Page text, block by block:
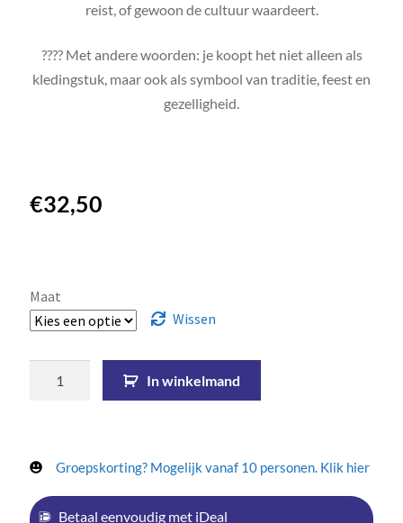
reist, of gewoon de cultuur waardeert.
???? Met andere woorden: je koopt het niet alleen als
kledingstuk, maar ook als symbool van traditie, feest en
gezelligheid.
€32,50
Maat
Wissen
In winkelmand
Groepskorting? Mogelijk vanaf 10 personen. Klik hier
Betaal eenvoudig met iDeal